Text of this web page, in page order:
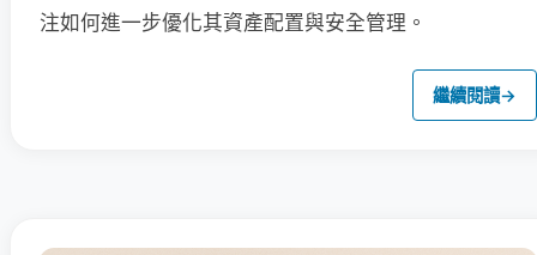
注如何進一步優化其資產配置與安全管理。
繼續閱讀→